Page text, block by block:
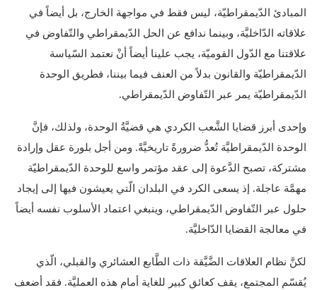
المبادئ الدّيمقراطيّة، ليس فقط في مواجهة الخارج، بل أيضاً في
علاقاته الدّاخليَّة، وبينما ندافع عن الحل الدّيمقراطي والتّفاوض في
علاقتنا مع الدّول القوميّة، يجب علينا أيضاً أنْ نعتمد السّياسة
الدّيمقراطيّة والقانون بدلاً من العنف فيما بيننا، فطريق الوحدة
الدّيمقراطيّة يمر عبر التّفاوض الدّيمقراطي.
وإحدى أبرز قضايا الشَّعب الكردي هي قضيَّةُ الوحدة، ولذلك، فإنَّ
الوحدة الدّيمقراطيَّة تُعدُّ ضرورةً تاريخيَّةً. ومن أجل بلورة عقل وإرادة
مشتركة، تصبح الدَّعوة إلى عقد مؤتمر واسع للوحدة الدّيمقراطيّة
مهمَّة عاجلة. إذ يسعى الكرد في البلدان الّتي يعيشون فيها إلى إيجاد
حلول عبر التّفاوض الدّيمقراطي، وينبغي اعتماد الأسلوب نفسه أيضاً
في معالجة القضايا الدّاخليَّة.
لكنَّ نظام العلاقات الضَّيَّقة ذات الطَّابع العشائري والقبلي، الّذي
يُقسّم المجتمع، يقف كعائق كبير للغاية أمام هذه العمليَّة. فقد أضعف